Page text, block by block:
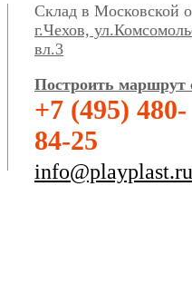
Склад в Московской
г.Чехов,
вл.3
Построить маршрут
+7 (495) 480-
84-25
info@playplast.ru